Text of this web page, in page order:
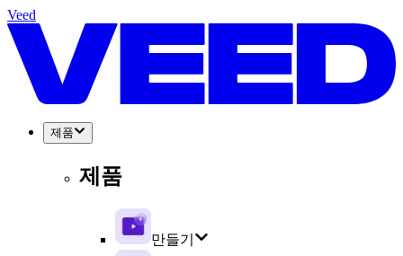
Veed
제품
제품
만들기